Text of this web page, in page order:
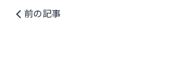
前の記事